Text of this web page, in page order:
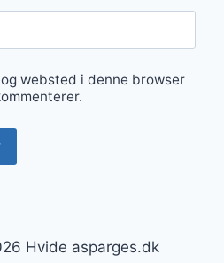
websted i denne browser
Hvide asparges.dk